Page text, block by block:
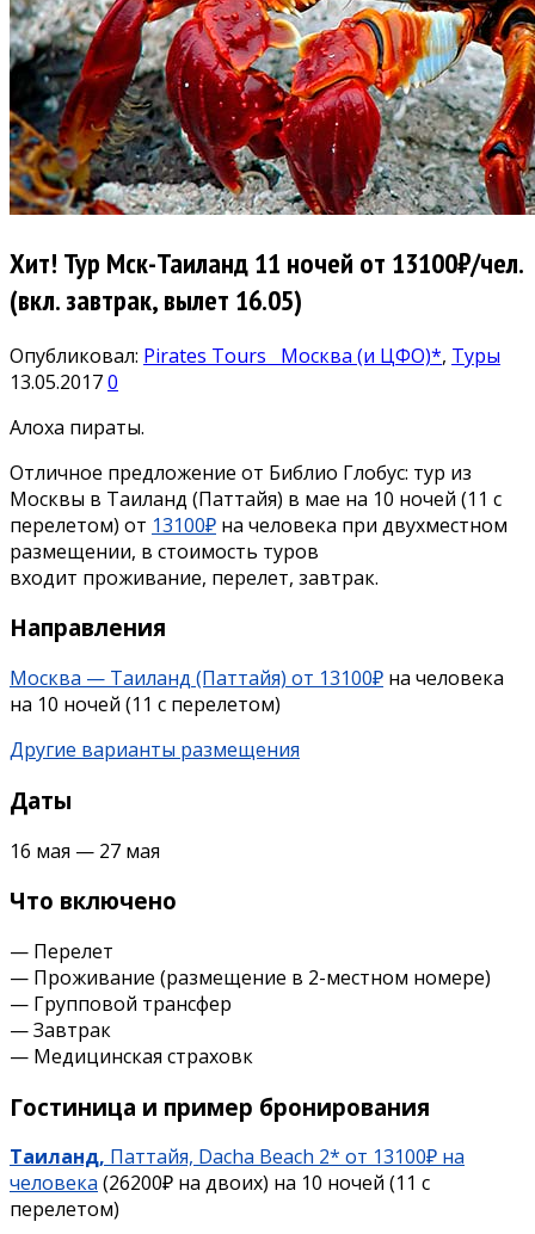
Хит! Тур Мск-Таиланд 11 ночей от 13100₽/чел.
(вкл. завтрак, вылет 16.05)
Опубликовал: Pirates Tours Москва (и ЦФО)*, Туры
13.05.20170
Алоха пираты.
Отличное предложение от Библио Глобус: тур из
Москвы в Таиланд (Паттайя) в мае на 10 ночей (11 с
перелетом) от 13100₽ на человека при двухместном
размещении, в стоимость туров
входит проживание, перелет, завтрак.
Направления
Москва — Таиланд (Паттайя) от 13100₽ на человека
на 10 ночей (11 с перелетом)
Другие варианты размещения
Даты
16 мая — 27 мая
Что включено
— Перелет
— Проживание (размещение в 2-местном номере)
— Групповой трансфер
— Завтрак
— Медицинская страховк
Гостиница и пример бронирования
Таиланд, Паттайя, Dacha Beach 2* от 13100₽ на
человека (26200₽ на двоих) на 10 ночей (11 с
перелетом)